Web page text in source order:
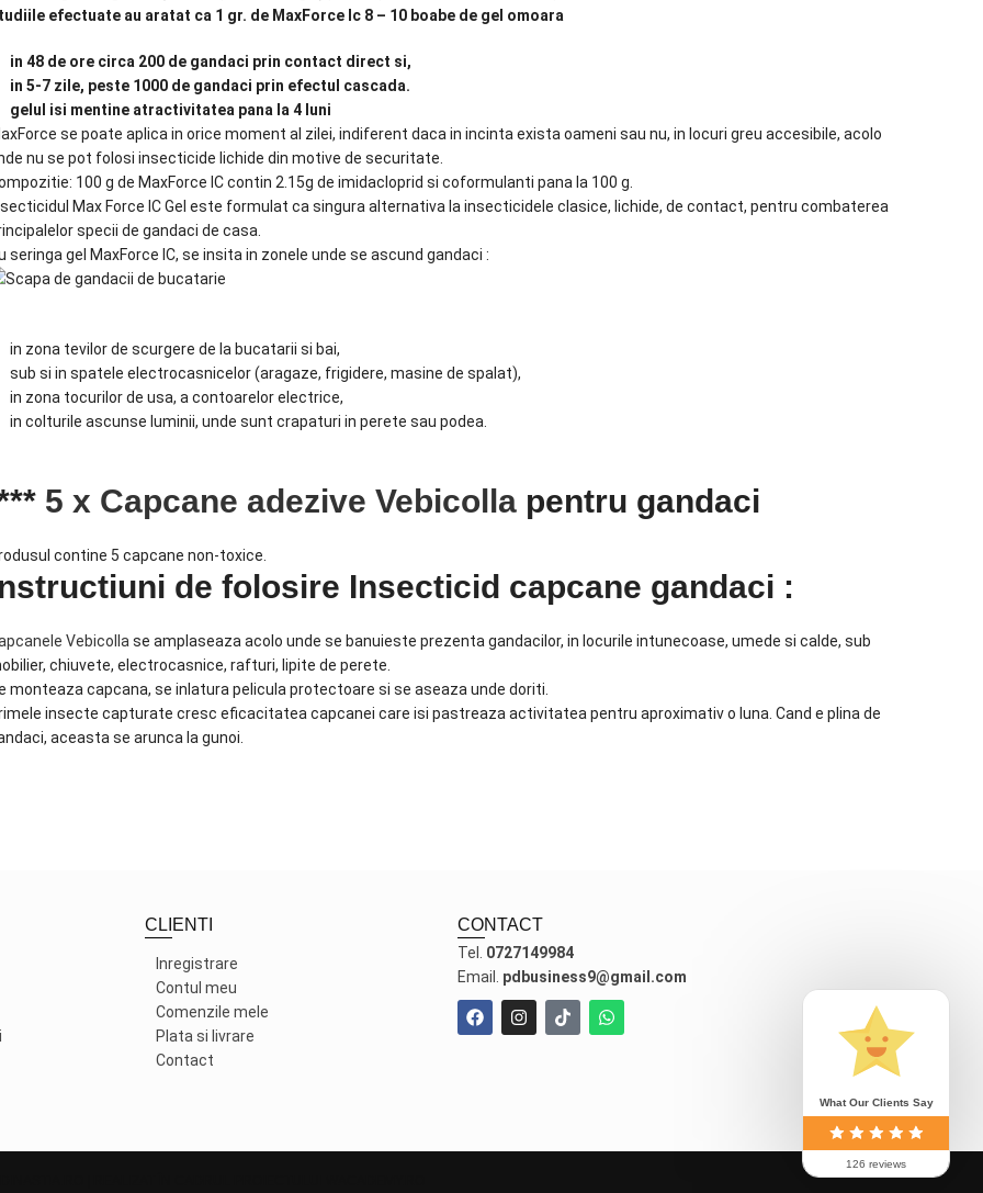
efectuate au aratat ca 1 gr. de MaxForce Ic 8 – 10 boabe de gel omoara
in 48 de ore circa 200 de gandaci prin contact direct si,
in 5-7 zile, peste 1000 de gandaci prin efectul cascada.
gelul isi mentine atractivitatea pana la 4 luni
se poate aplica in orice moment al zilei, indiferent daca in incinta exista oameni sau nu, in locuri greu accesibile, acolo
nu se pot folosi insecticide lichide din motive de securitate.
100 g de MaxForce IC contin 2.15g de imidacloprid si coformulanti pana la 100 g.
Max Force IC Gel este formulat ca singura alternativa la insecticidele clasice, lichide, de contact, pentru combaterea
specii de gandaci de casa.
seringa gel MaxForce IC, se insita in zonele unde se ascund gandaci :
in zona tevilor de scurgere de la bucatarii si bai,
sub si in spatele electrocasnicelor (aragaze, frigidere, masine de spalat),
in zona tocurilor de usa, a contoarelor electrice,
in colturile ascunse luminii, unde sunt crapaturi in perete sau podea.
5 x Capcane adezive Vebicollapentru gandaci
contine 5 capcane non-toxice.
de folosire Insecticid capcane gandaci :
Vebicolla se amplaseaza acolo unde se banuieste prezenta gandacilor, in locurile intunecoase, umede si calde, sub
chiuvete, electrocasnice, rafturi, lipite de perete.
monteaza capcana, se inlatura pelicula protectoare si se aseaza unde doriti.
insecte capturate cresc eficacitatea capcanei care isi pastreaza activitatea pentru aproximativ o luna. Cand e plina de
aceasta se arunca la gunoi.
CLIENTI
Inregistrare
Contul meu
Comenzile mele
Plata si livrare
Contact
CONTACT
Tel. 0727149984
Email. pdbusiness9@gmail.com
What Our Clients Say
126 reviews